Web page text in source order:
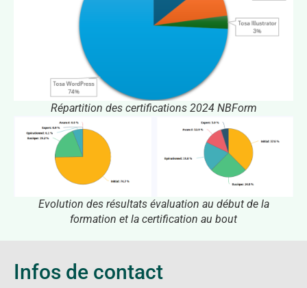
Répartition des certifications 2024 NBForm
Evolution des résultats évaluation au début de la
formation et la certification au bout
Infos de contact